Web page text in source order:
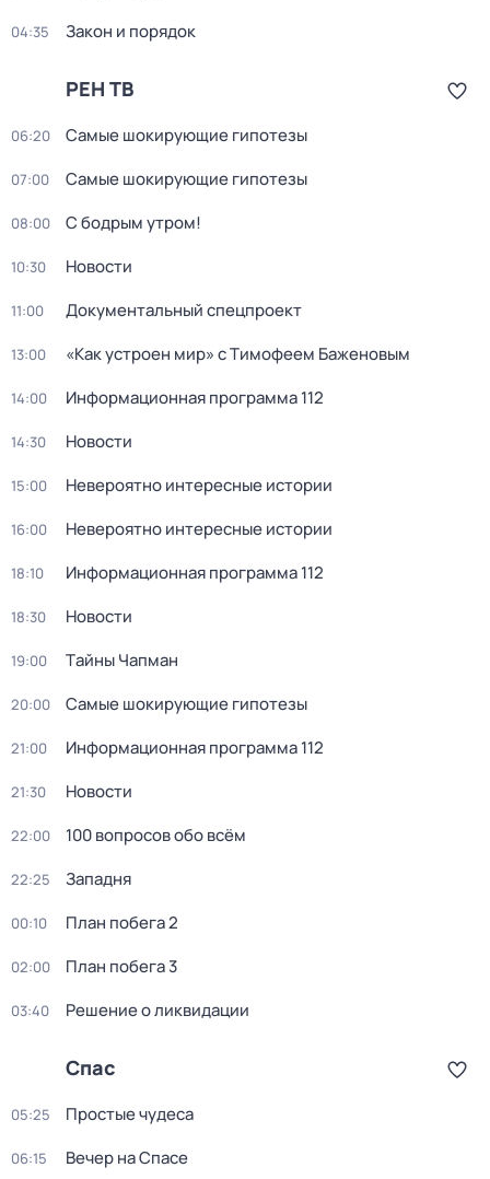
04:35 Закон и порядок
РЕН ТВ
06:20 Самые шoкиpующие гипотезы
07:00 Самые шoкиpующие гипотезы
08:00 С бодрым утром!
10:30 Новости
11:00 Документальный спецпроект
13:00 «Как устроен мир» с Тимофеем Баженовым
14:00 Информационная программа 112
14:30 Новости
15:00 Невероятно интересные истории
16:00 Невероятно интересные истории
18:10 Информационная программа 112
18:30 Новости
19:00 Тaйны Чапман
20:00 Самые шoкиpующие гипотезы
21:00 Информационная программа 112
21:30 Новости
22:00 100 вопросов обо всём
22:25 Западня
00:10 План побега 2
02:00 План побега 3
03:40 Решение о ликвидации
Спас
05:25 Простые чудеса
06:15 Вечер на Спасе